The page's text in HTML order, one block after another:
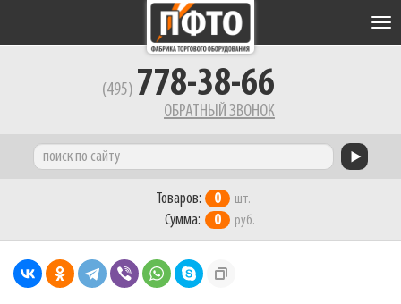
(495) 778-38-66
ОБРАТНЫЙ ЗВОНОК
Товаров: 0 шт.
Сумма: 0 руб.